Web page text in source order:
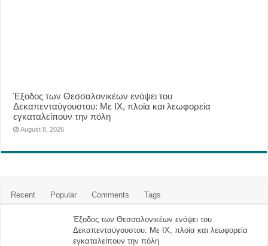
Έξοδος των Θεσσαλονικέων ενόψει του
Δεκαπενταύγουστου: Με ΙΧ, πλοία και λεωφορεία
εγκαταλείπουν την πόλη
August 8, 2026
Recent Popular Comments Tags
Έξοδος των Θεσσαλονικέων ενόψει του
Δεκαπενταύγουστου: Με ΙΧ, πλοία και λεωφορεία
εγκαταλείπουν την πόλη